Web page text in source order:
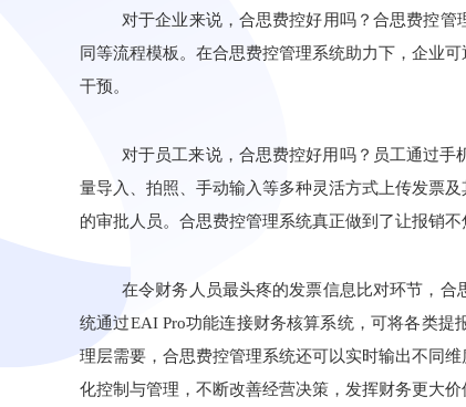
对于企业来说，合思费控好用吗？合思费控
同等流程模板。在合思费控管理系统助力下，企业
干预。
对于员工来说，合思费控好用吗？员工通过
量导入、拍照、手动输入等多种灵活方式上传发票及
的审批人员。合思费控管理系统真正做到了让报销不
在令财务人员最头疼的发票信息比对环节，
统通过EAI Pro功能连接财务核算系统，可将各类提
理层需要，合思费控管理系统还可以实时输出不同
化控制与管理，不断改善经营决策，发挥财务更大价